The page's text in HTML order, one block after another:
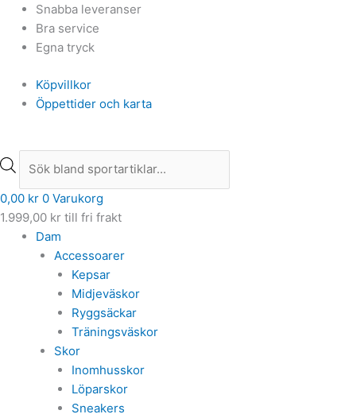
Hoppa
innehåll
Snabba leveranser
Bra service
Egna tryck
Köpvillkor
Öppettider och karta
Products
search
0,00 kr 0 Varukorg
1.999,00 kr till fri frakt
Dam
Accessoarer
Kepsar
Midjeväskor
Ryggsäckar
Träningsväskor
Skor
Inomhusskor
Löparskor
Sneakers
Products
search